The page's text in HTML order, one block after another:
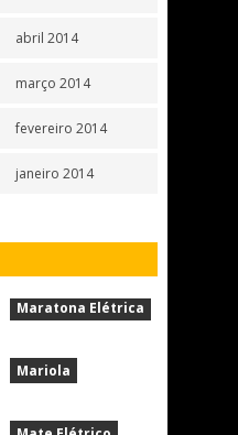
abril 2014
março 2014
fevereiro 2014
janeiro 2014
Maratona Elétrica
Mariola